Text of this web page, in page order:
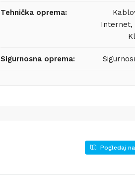
Tehnička oprema:
Internet,
Sigurnosna oprema:
Pogledaj